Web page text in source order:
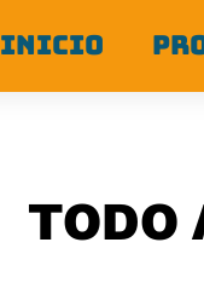
INICIO
TODO